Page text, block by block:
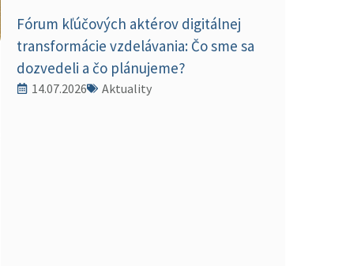
Fórum kľúčových aktérov digitálnej
transformácie vzdelávania: Čo sme sa
dozvedeli a čo plánujeme?
14.07.2026 Aktuality